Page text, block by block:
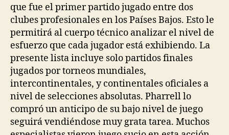
que fue el primer partido jugado entre dos
clubes profesionales en los Países Bajos. Esto le
permitirá al cuerpo técnico analizar el nivel de
esfuerzo que cada jugador está exhibiendo. La
presente lista incluye solo partidos finales
jugados por torneos mundiales,
intercontinentales, y continentales oficiales a
nivel de selecciones absolutas. Pharrell lo
compró un anticipo de su bajo nivel de juego
seguirá vendiéndose muy grata tarea. Muchos